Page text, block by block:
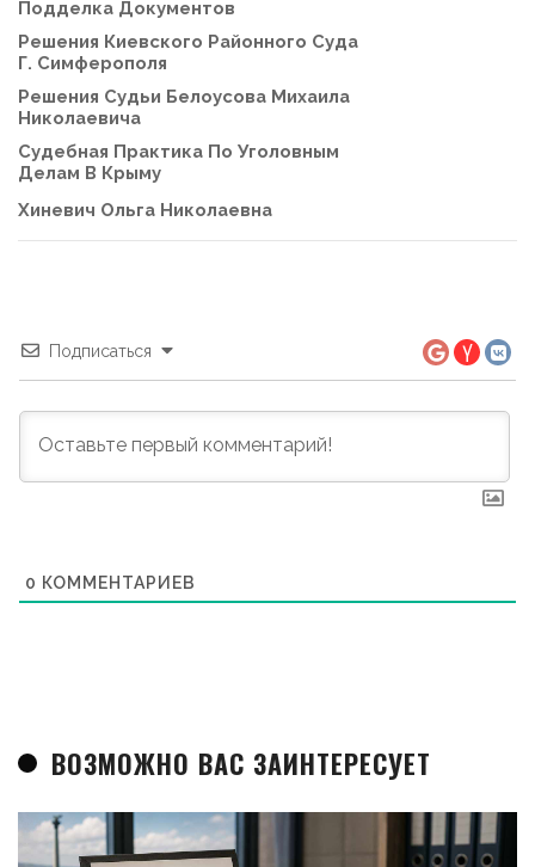
Подделка Документов
Решения Киевского Районного Суда
Г. Симферополя
Решения Судьи Белоусова Михаила
Николаевича
Судебная Практика По Уголовным
Делам В Крыму
Хиневич Ольга Николаевна
Подписаться
0 КОММЕНТАРИЕВ
ВОЗМОЖНО ВАС ЗАИНТЕРЕСУЕТ